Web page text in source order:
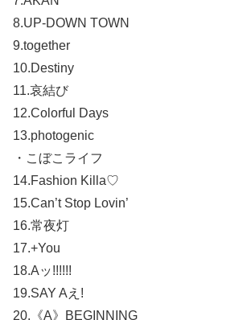
8.UP-DOWN TOWN
9.together
10.Destiny
11.哀結び
12.Colorful Days
13.photogenic
・こぼこライフ
14.Fashion Killa♡
15.Can’t Stop Lovin’
16.常夜灯
17.+You
18.Aッ!!!!!!
19.SAY Aえ!
20.《A》BEGINNING